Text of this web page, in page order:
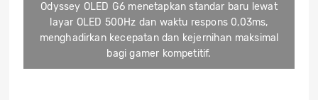
Odyssey OLED G6 menetapkan standar baru lewat
layar OLED 500Hz dan waktu respons 0,03ms,
menghadirkan kecepatan dan kejernihan maksimal
bagi gamer kompetitif.